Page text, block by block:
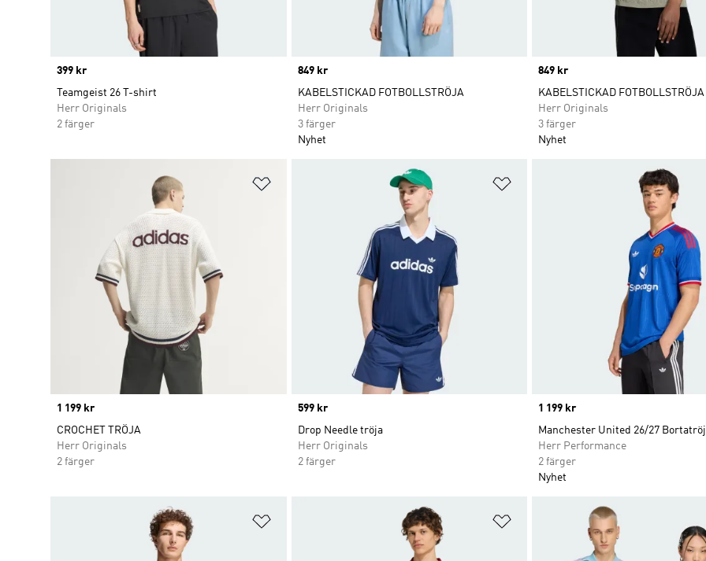
Price
399 kr
Teamgeist 26 T-shirt
Herr Originals
2 färger
Price
849 kr
KABELSTICKAD FOTBOLLSTRÖJA
Herr Originals
3 färger
Nyhet
Price
849 kr
KABELSTICKAD FOTBOLLSTRÖJA
Herr Originals
3 färger
Nyhet
Lägg till på önskelistan
Price
1 199 kr
CROCHET TRÖJA
Herr Originals
2 färger
Lägg till på önskelistan
Price
599 kr
Drop Needle tröja
Herr Originals
2 färger
Price
1 199 kr
Manchester United 26/27
Herr Performance
2 färger
Nyhet
Lägg till på önskelistan